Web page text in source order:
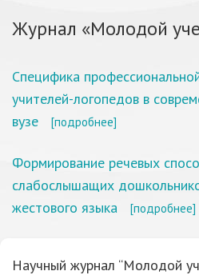
Журнал «Молодой
Специфика
учителей-логопедов в
вузе
[подробнее]
Формирование речевых
слабослышащих
жестового языка
[подробнее]
Научный журнал “Молодой